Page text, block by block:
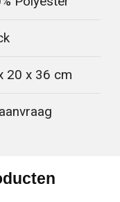
20 x 36 cm